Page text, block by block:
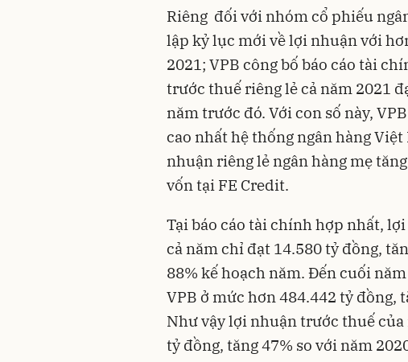
Riêng đối với nhóm cổ phiếu
lập kỷ lục mới về lợi nhuận với
2021; VPB công bố báo cáo tài
trước thuế riêng lẻ cả năm 2021
năm trước đó. Với con số này,
cao nhất hệ thống ngân hàng
nhuận riêng lẻ ngân hàng mẹ
vốn tại FE Credit.
Tại báo cáo tài chính hợp nhất,
cả năm chỉ đạt 14.580 tỷ đồng,
88% kế hoạch năm. Đến cuối
VPB ở mức hơn 484.442 tỷ đồng,
Như vậy lợi nhuận trước thuế
tỷ đồng, tăng 47% so với năm